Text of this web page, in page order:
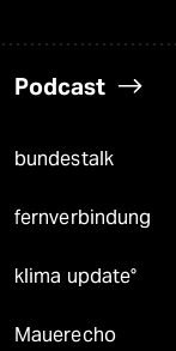
Podcast
bundestalk
fernverbindung
klima update°
Mauerecho